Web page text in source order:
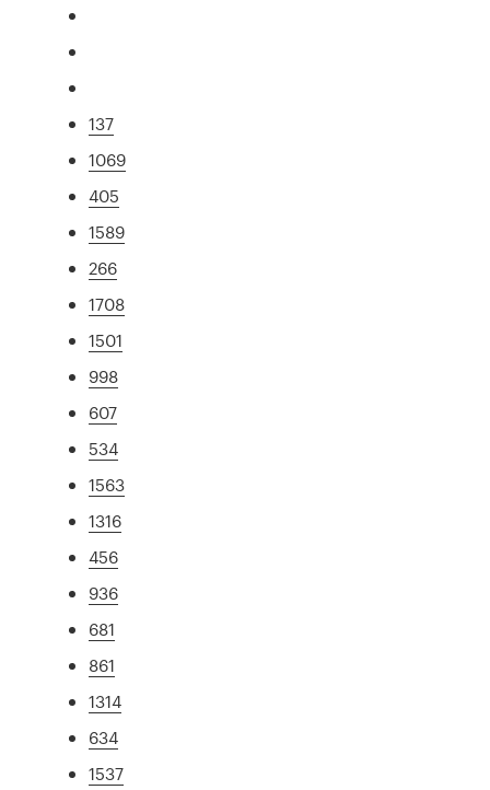
137
1069
405
1589
266
1708
1501
998
607
534
1563
1316
456
936
681
861
1314
634
1537